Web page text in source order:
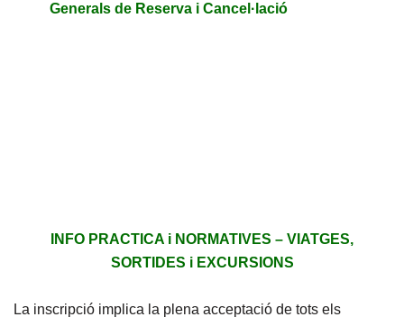
Generals de Reserva i Cancel·lació
INFO PRACTICA i NORMATIVES – VIATGES,
SORTIDES i EXCURSIONS
La inscripció implica la plena acceptació de tots els